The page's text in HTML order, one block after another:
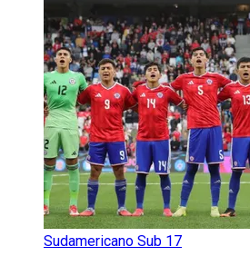
Sudamericano Sub 17